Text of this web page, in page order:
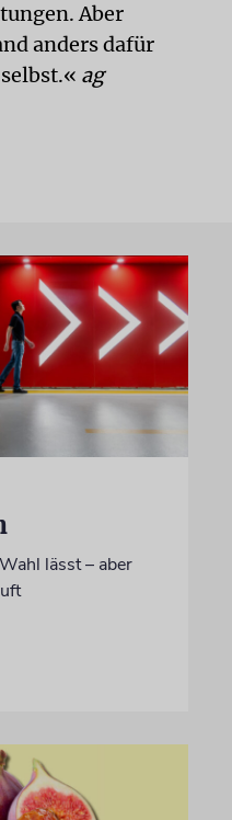
Aber
anders dafür
ag
lässt – aber